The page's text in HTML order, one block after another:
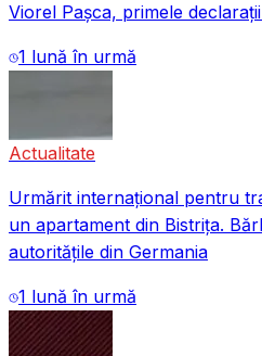
Viorel Pașca, primele
1 lună în urmă
Actualitate
Urmărit internațional pentru
un apartament din Bistrița.
autoritățile din Germania
1 lună în urmă